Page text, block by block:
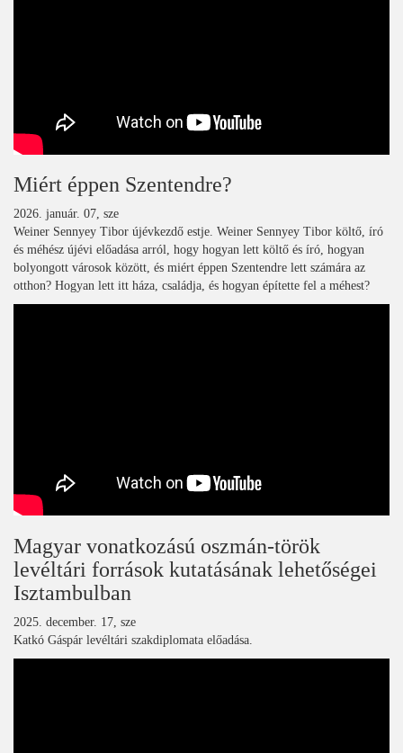
Miért éppen Szentendre?
2026. január. 07, sze
Weiner Sennyey Tibor újévkezdő estje. Weiner Sennyey Tibor költő, író
és méhész újévi előadása arról, hogy hogyan lett költő és író, hogyan
bolyongott városok között, és miért éppen Szentendre lett számára az
otthon? Hogyan lett itt háza, családja, és hogyan építette fel a méhest?
Magyar vonatkozású oszmán-török
levéltári források kutatásának lehetőségei
Isztambulban
2025. december. 17, sze
Katkó Gáspár levéltári szakdiplomata előadása.